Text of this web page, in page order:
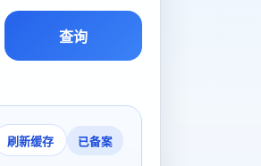
查询
刷新缓存 已备案